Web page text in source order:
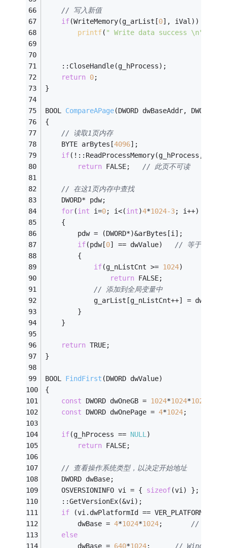
// 写入新值
if(WriteMemory(g_arList[0], iVal))
printf( " Write data success \n"
	::CloseHandle(g_hProcess);
return 0;
}
BOOL CompareAPage(DWORD dwBaseAddr, DWORD
{
// 读取1页内存
	BYTE arBytes[
4096];
if(!::ReadProcessMemory(g_hProcess,
return
// 此页不可读
// 在这1页内存中查找
	DWORD* pdw;
for(int i=0; i<(int)4*1024-3; i++)
	{
		pdw = (DWORD*)&arBytes[i];
if(pdw[0
// 等于要查找
		{
if(g_nListCnt >= 1024)
return FALSE;
// 添加到全局变量中
g_arList[g_nListCnt++] =
		}
	}
return TRUE;
}
BOOL FindFirst (DWORD dwValue)
{
const DWORD dwOneGB = 1024*1024*1024
const DWORD dwOnePage = 4*1024
if(g_hProcess == NULL)
return FALSE;
// 查看操作系统类型，以决定开始地址
	DWORD dwBase;
	OSVERSIONINFO vi = {
sizeof(vi) };
	::GetVersionEx(&vi);
if (vi.dwPlatformId ==
		dwBase =
4*1024*1024
else
		dwBase =
640*1024 // Windows NT